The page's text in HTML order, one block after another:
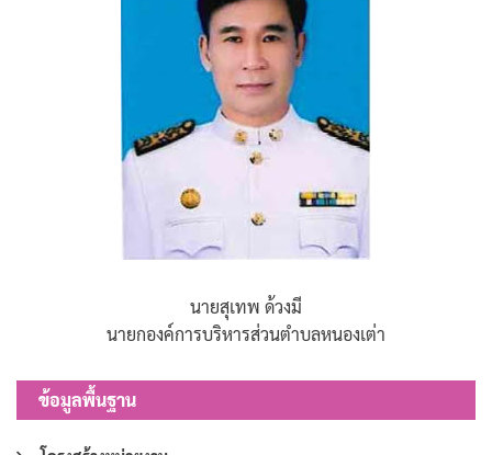
นายสุเทพ ด้วงมี
นายกองค์การบริหารส่วนตำบลหนองเต่า
ข้อมูลพื้นฐาน